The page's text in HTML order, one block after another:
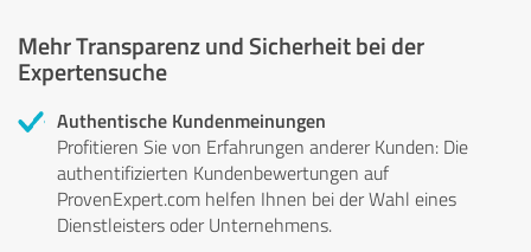
Mehr Transparenz und Sicherheit bei der
Expertensuche
Authentische Kundenmeinungen
Profitieren Sie von Erfahrungen anderer Kunden: Die
authentifizierten Kundenbewertungen auf
ProvenExpert.com helfen Ihnen bei der Wahl eines
Dienstleisters oder Unternehmens.